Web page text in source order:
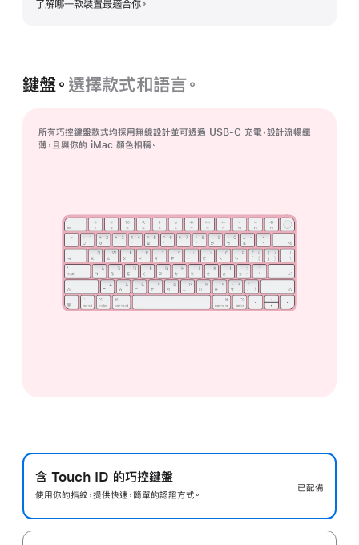
了解哪一款裝置最適合你。
示
鍵盤。 選擇款式和語言。
所有巧控鍵盤款式均採用無線設計並可透過 USB-C 充電，設計流暢纖
薄，且與你的 iMac 顏色相稱。
含 Touch ID 的巧控鍵盤
使用你的指紋，提供快速，簡單的認證方式。
已配備